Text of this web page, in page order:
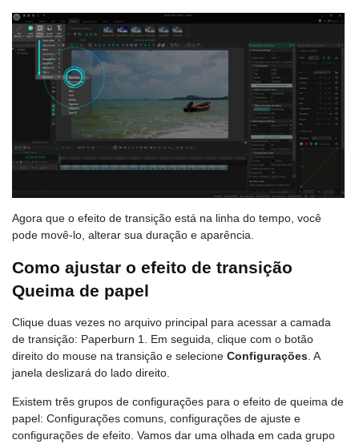
Agora que o efeito de transição está na linha do tempo, você
pode movê-lo, alterar sua duração e aparência.
Como ajustar o efeito de transição
Queima de papel
Clique duas vezes no arquivo principal para acessar a camada
de transição: Paperburn 1. Em seguida, clique com o botão
direito do mouse na transição e selecione Configurações . A
janela deslizará do lado direito.
Existem três grupos de configurações para o efeito de queima de
papel: Configurações comuns, configurações de ajuste e
configurações de efeito. Vamos dar uma olhada em cada grupo